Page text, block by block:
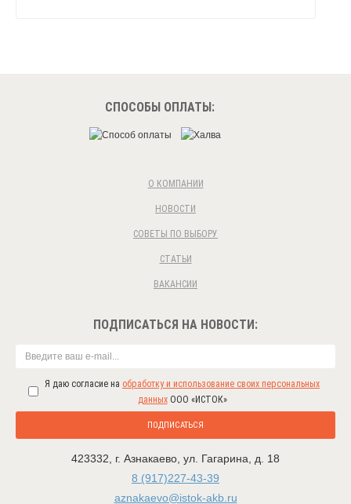
СПОСОБЫ ОПЛАТЫ:
О КОМПАНИИ
НОВОСТИ
СОВЕТЫ ПО ВЫБОРУ
СТАТЬИ
ВАКАНСИИ
ПОДПИСАТЬСЯ НА НОВОСТИ:
Я даю согласие на обработку и использование своих персональных
данныхООО «ИСТОК»
ПОДПИСАТЬСЯ
423332 г. Азнакаево ул. Гагарина, д. 18
8 (917)227-43-39
aznakaevo@istok-akb.ru